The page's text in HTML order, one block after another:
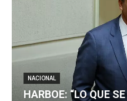
NACIONAL
HARBOE: “LO QUE